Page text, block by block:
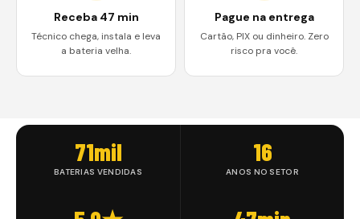
Receba 47 min
Técnico chega, instala e leva
a bateria velha.
Pague na entrega
Cartão, PIX ou dinheiro. Zero
risco pra você.
71mil
BATERIAS VENDIDAS
16
ANOS NO SETOR